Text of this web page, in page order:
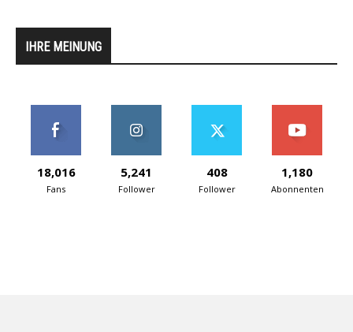
IHRE MEINUNG
18,016
Fans
5,241
Follower
408
Follower
1,180
Abonnenten